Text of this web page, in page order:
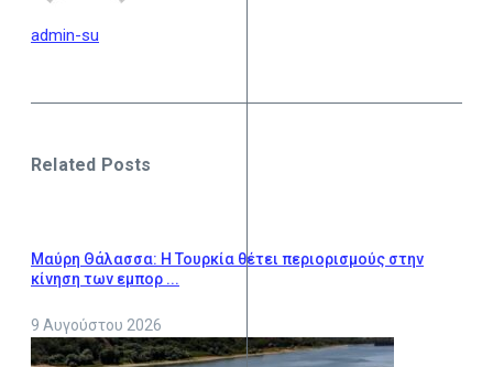
admin-su
Related Posts
Μαύρη Θάλασσα: Η Τουρκία θέτει περιορισμούς στην
κίνηση των εμπορ ...
9 Αυγούστου 2026